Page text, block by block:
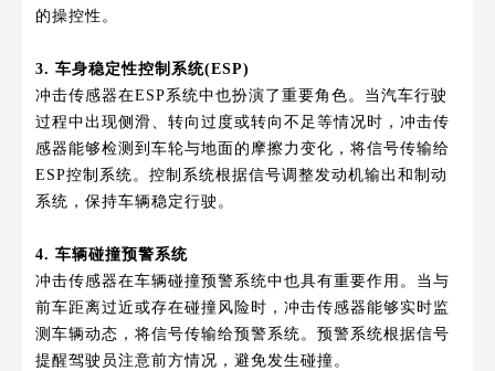
的操控性。
3. 车身稳定性控制系统(ESP)
冲击传感器在ESP系统中也扮演了重要角色。当汽车行驶
过程中出现侧滑、转向过度或转向不足等情况时，冲击传
感器能够检测到车轮与地面的摩擦力变化，将信号传输给
ESP控制系统。控制系统根据信号调整发动机输出和制动
系统，保持车辆稳定行驶。
4. 车辆碰撞预警系统
冲击传感器在车辆碰撞预警系统中也具有重要作用。当与
前车距离过近或存在碰撞风险时，冲击传感器能够实时监
测车辆动态，将信号传输给预警系统。预警系统根据信号
提醒驾驶员注意前方情况，避免发生碰撞。